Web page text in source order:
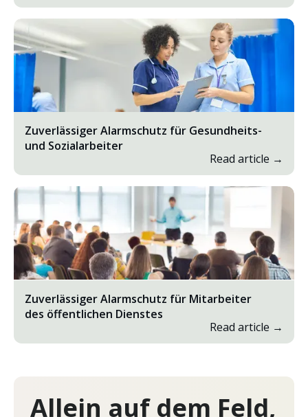
Zuverlässiger Alarmschutz für Gesundheits-
und Sozialarbeiter
Read article →
Zuverlässiger Alarmschutz für Mitarbeiter
des öffentlichen Dienstes
Read article →
Allein auf dem Feld,